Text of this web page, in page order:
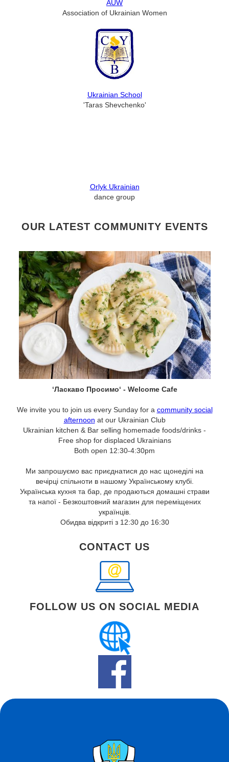
AUW
Association of Ukrainian Women
Ukrainian School
'Taras Shevchenko'
Orlyk Ukrainian
dance group
OUR LATEST COMMUNITY EVENTS
‘Ласкаво Просимо‘ - Welcome Cafe
We invite you to join us every Sunday for a community social
afternoon at our Ukrainian Club
Ukrainian kitchen & Bar selling homemade foods/drinks -
Free shop for displaced Ukrainians
Both open 12:30-4:30pm
Ми запрошуємо вас приєднатися до нас щонеділі на
вечірці спільноти в нашому Українському клубі.
Українська кухня та бар, де продаються домашні страви
та напої - Безкоштовний магазин для переміщених
українців.
Обидва відкриті з 12:30 до 16:30
CONTACT US
FOLLOW US ON SOCIAL MEDIA